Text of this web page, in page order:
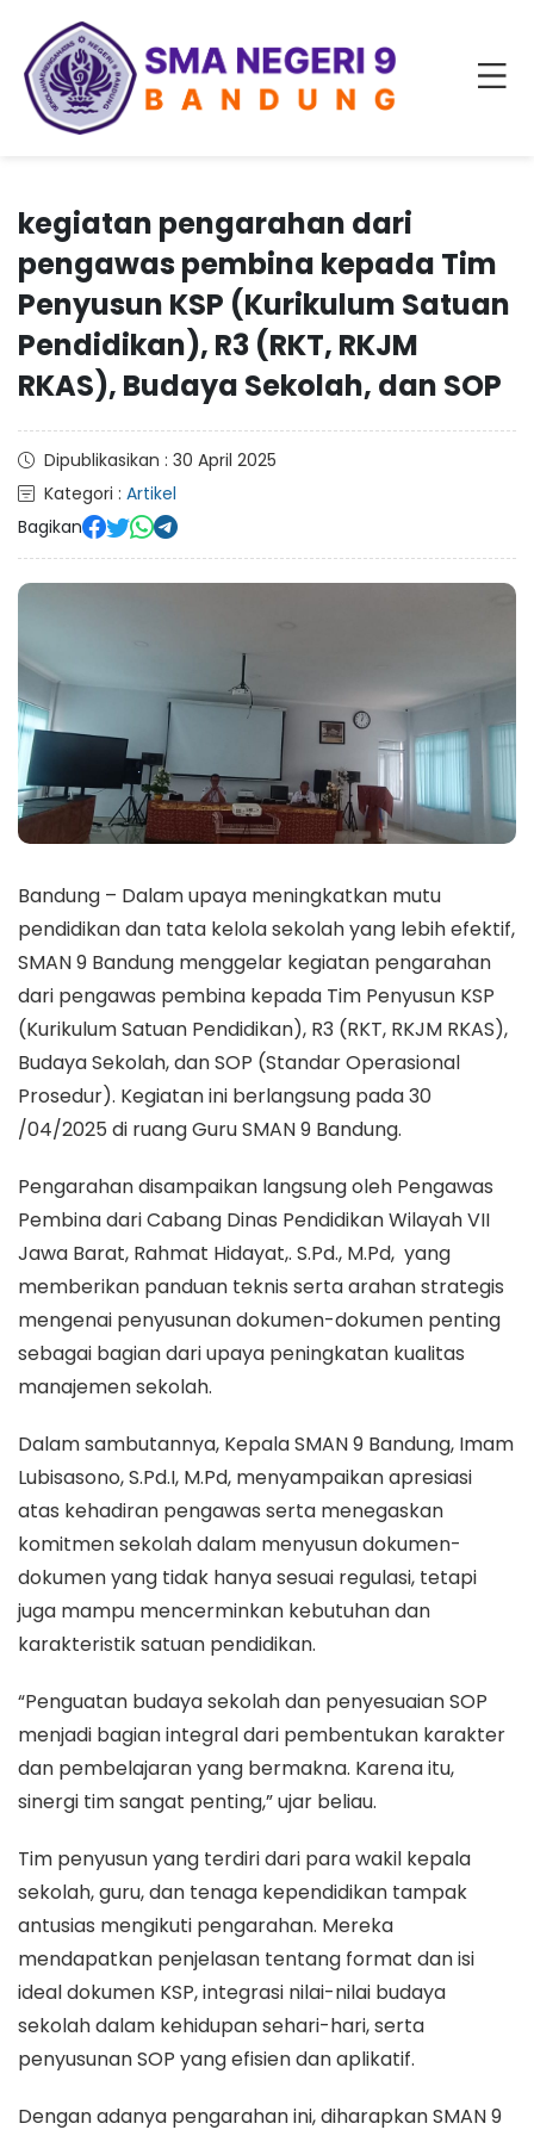
kegiatan pengarahan dari
pengawas pembina kepada Tim
Penyusun KSP (Kurikulum Satuan
Pendidikan), R3 (RKT, RKJM
RKAS), Budaya Sekolah, dan SOP
Dipublikasikan : 30 April 2025
Kategori : Artikel
Bagikan
Bandung – Dalam upaya meningkatkan mutu
pendidikan dan tata kelola sekolah yang lebih efektif,
SMAN 9 Bandung menggelar kegiatan pengarahan
dari pengawas pembina kepada Tim Penyusun KSP
(Kurikulum Satuan Pendidikan), R3 (RKT, RKJM RKAS),
Budaya Sekolah, dan SOP (Standar Operasional
Prosedur). Kegiatan ini berlangsung pada 30
/04/2025 di ruang Guru SMAN 9 Bandung.
Pengarahan disampaikan langsung oleh Pengawas
Pembina dari Cabang Dinas Pendidikan Wilayah VII
Jawa Barat, Rahmat Hidayat,. S.Pd., M.Pd, yang
memberikan panduan teknis serta arahan strategis
mengenai penyusunan dokumen-dokumen penting
sebagai bagian dari upaya peningkatan kualitas
manajemen sekolah.
Dalam sambutannya, Kepala SMAN 9 Bandung, Imam
Lubisasono, S.Pd.I, M.Pd, menyampaikan apresiasi
atas kehadiran pengawas serta menegaskan
komitmen sekolah dalam menyusun dokumen-
dokumen yang tidak hanya sesuai regulasi, tetapi
juga mampu mencerminkan kebutuhan dan
karakteristik satuan pendidikan.
“Penguatan budaya sekolah dan penyesuaian SOP
menjadi bagian integral dari pembentukan karakter
dan pembelajaran yang bermakna. Karena itu,
sinergi tim sangat penting,” ujar beliau.
Tim penyusun yang terdiri dari para wakil kepala
sekolah, guru, dan tenaga kependidikan tampak
antusias mengikuti pengarahan. Mereka
mendapatkan penjelasan tentang format dan isi
ideal dokumen KSP, integrasi nilai-nilai budaya
sekolah dalam kehidupan sehari-hari, serta
penyusunan SOP yang efisien dan aplikatif.
Dengan adanya pengarahan ini, diharapkan SMAN 9